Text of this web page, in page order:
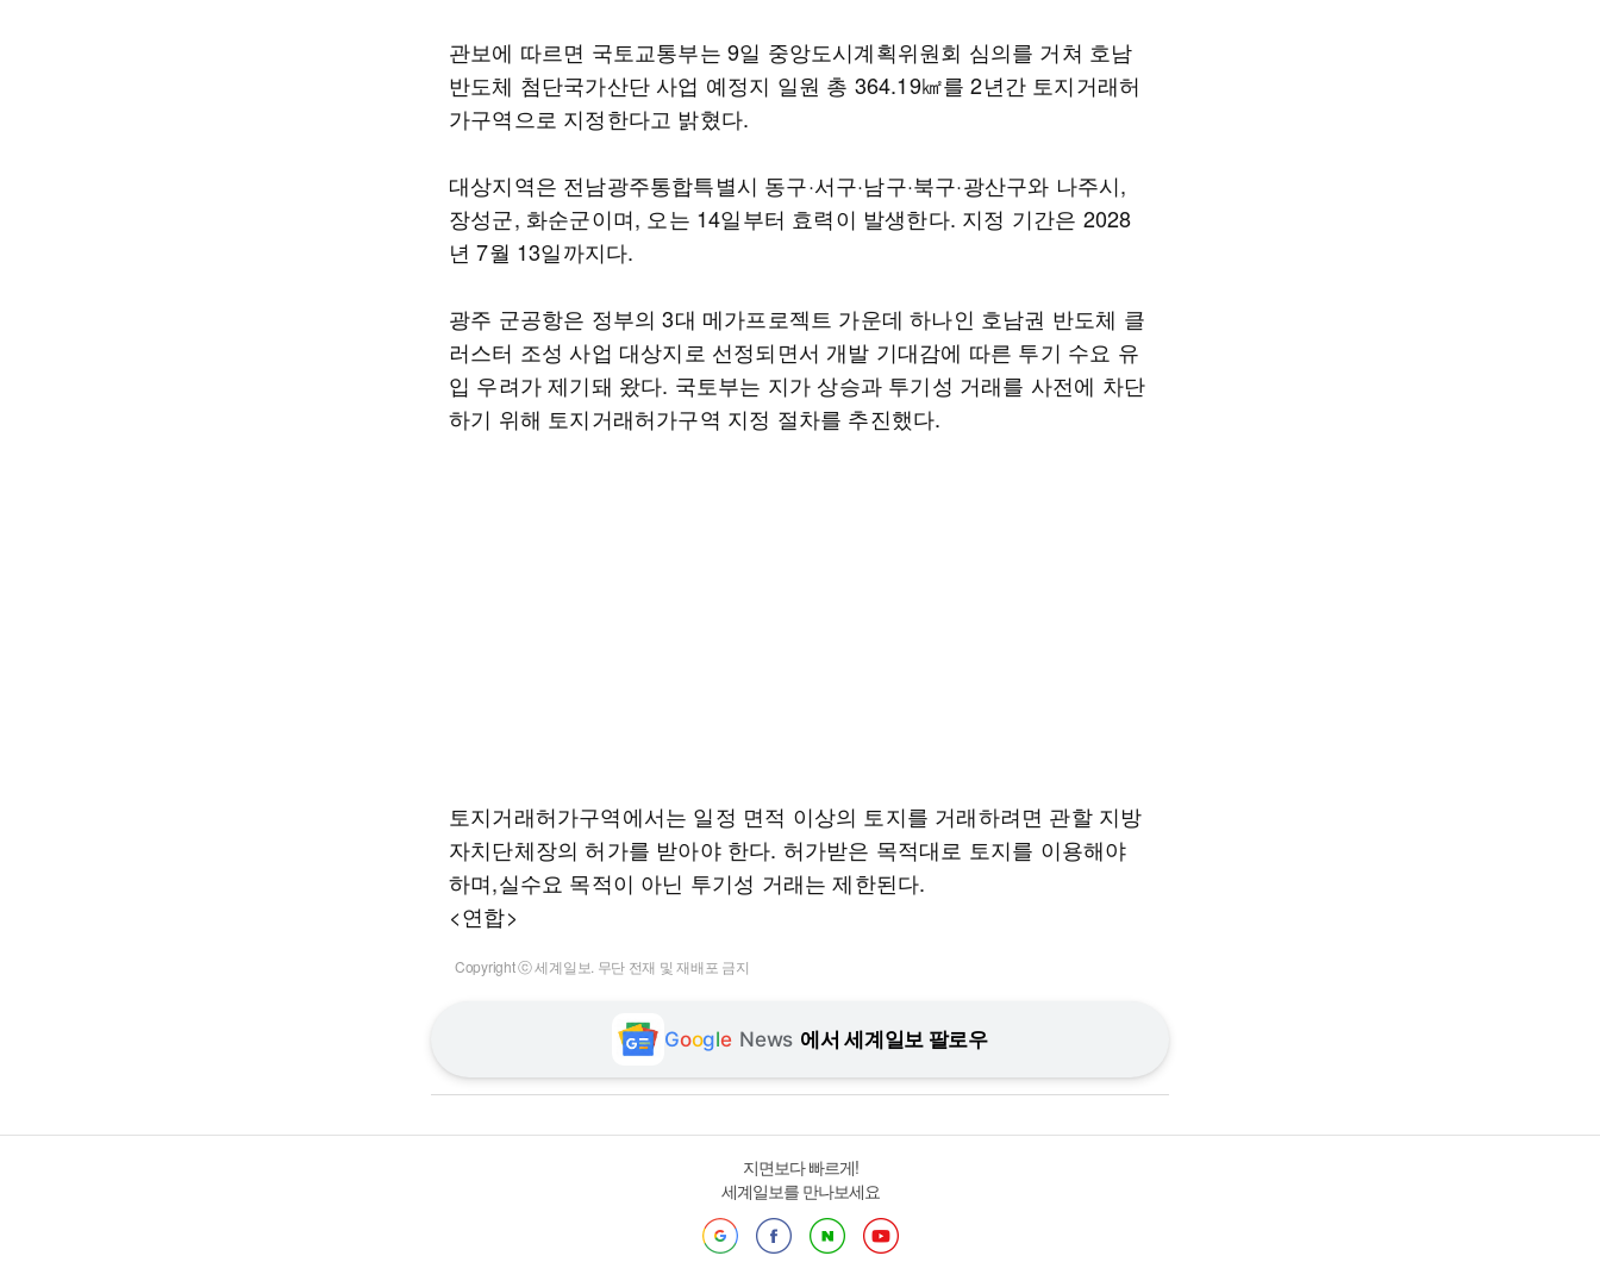
관보에 따르면 국토교통부는 9일 중앙도시계획위원회 심의를 거쳐 호남
반도체 첨단국가산단 사업 예정지 일원 총 364.19㎢를 2년간 토지거래허
가구역으로 지정한다고 밝혔다.
대상지역은 전남광주통합특별시 동구·서구·남구·북구·광산구와 나주시,
장성군, 화순군이며, 오는 14일부터 효력이 발생한다. 지정 기간은 2028
년 7월 13일까지다.
광주 군공항은 정부의 3대 메가프로젝트 가운데 하나인 호남권 반도체 클
러스터 조성 사업 대상지로 선정되면서 개발 기대감에 따른 투기 수요 유
입 우려가 제기돼 왔다. 국토부는 지가 상승과 투기성 거래를 사전에 차단
하기 위해 토지거래허가구역 지정 절차를 추진했다.
토지거래허가구역에서는 일정 면적 이상의 토지를 거래하려면 관할 지방
자치단체장의 허가를 받아야 한다. 허가받은 목적대로 토지를 이용해야
하며,실수요 목적이 아닌 투기성 거래는 제한된다.
<연합>
Copyright ⓒ 세계일보. 무단 전재 및 재배포 금지
Google News 에서 세계일보 팔로우
지면보다 빠르게!
세계일보를 만나보세요